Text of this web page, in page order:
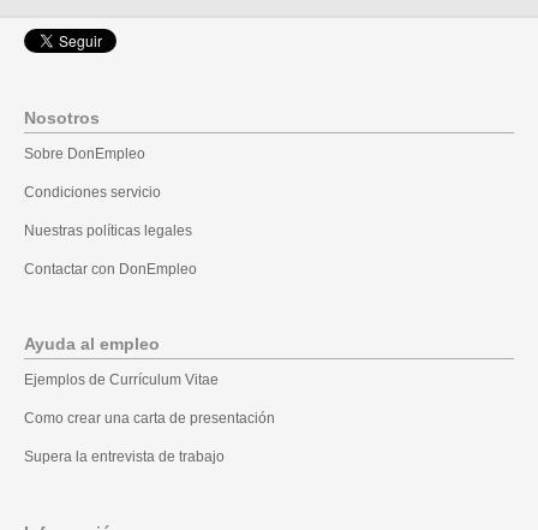
Nosotros
Sobre DonEmpleo
Condiciones servicio
Nuestras políticas legales
Contactar con DonEmpleo
Ayuda al empleo
Ejemplos de Currículum Vitae
Como crear una carta de presentación
Supera la entrevista de trabajo